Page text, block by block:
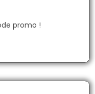
promo !